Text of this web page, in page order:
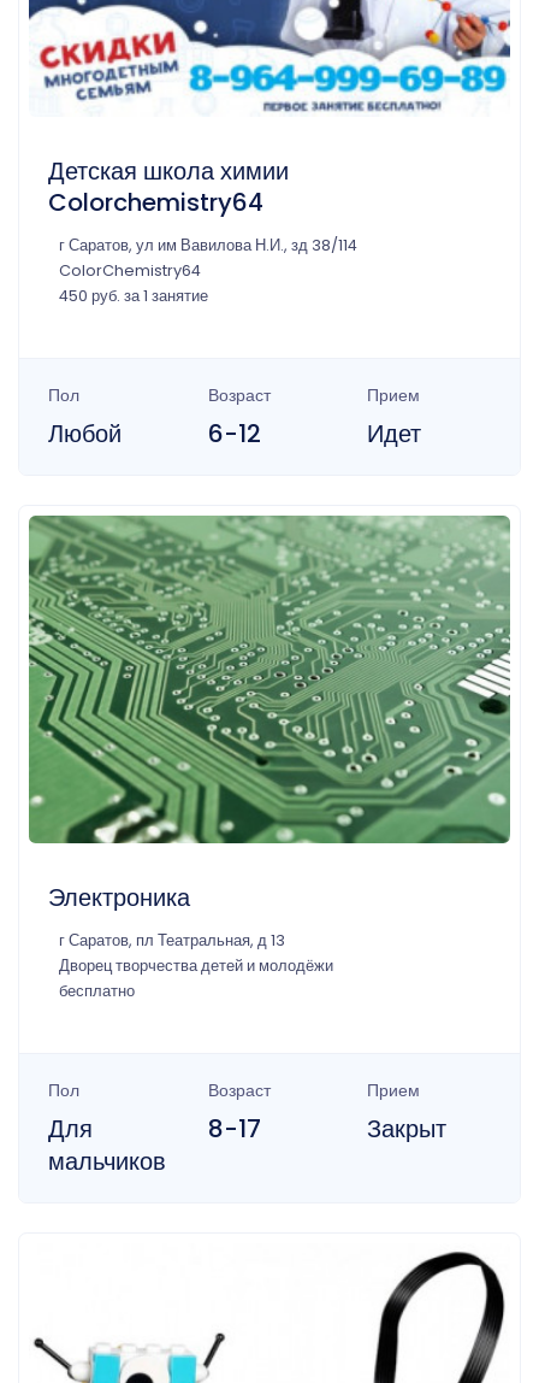
Детская школа химии
Colorchemistry64
г Саратов, ул им Вавилова Н.И., зд 38/114
ColorChemistry64
450 руб. за 1 занятие
Пол
Любой
Возраст
6-12
Прием
Идет
Электроника
г Саратов, пл Театральная, д 13
Дворец творчества детей и молодёжи
бесплатно
Пол
Для
мальчиков
Возраст
8-17
Прием
Закрыт